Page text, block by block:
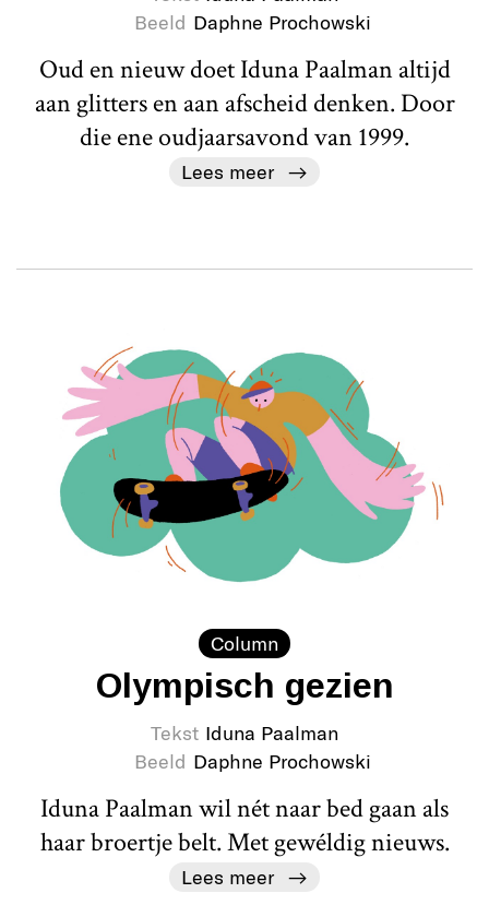
Beeld Daphne Prochowski
Oud en nieuw doet Iduna Paalman altijd
aan glitters en aan afscheid denken. Door
die ene oudjaarsavond van 1999.
Lees meer
Column
Olympisch gezien
Tekst Iduna Paalman
Beeld Daphne Prochowski
Iduna Paalman wil nét naar bed gaan als
haar broertje belt. Met gewéldig nieuws.
Lees meer